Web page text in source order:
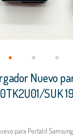
Nuevo
SUK
para Portatil Samsung